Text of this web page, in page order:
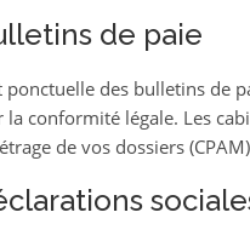
de paie
des bulletins de
conformité légale. Les
de vos dossiers